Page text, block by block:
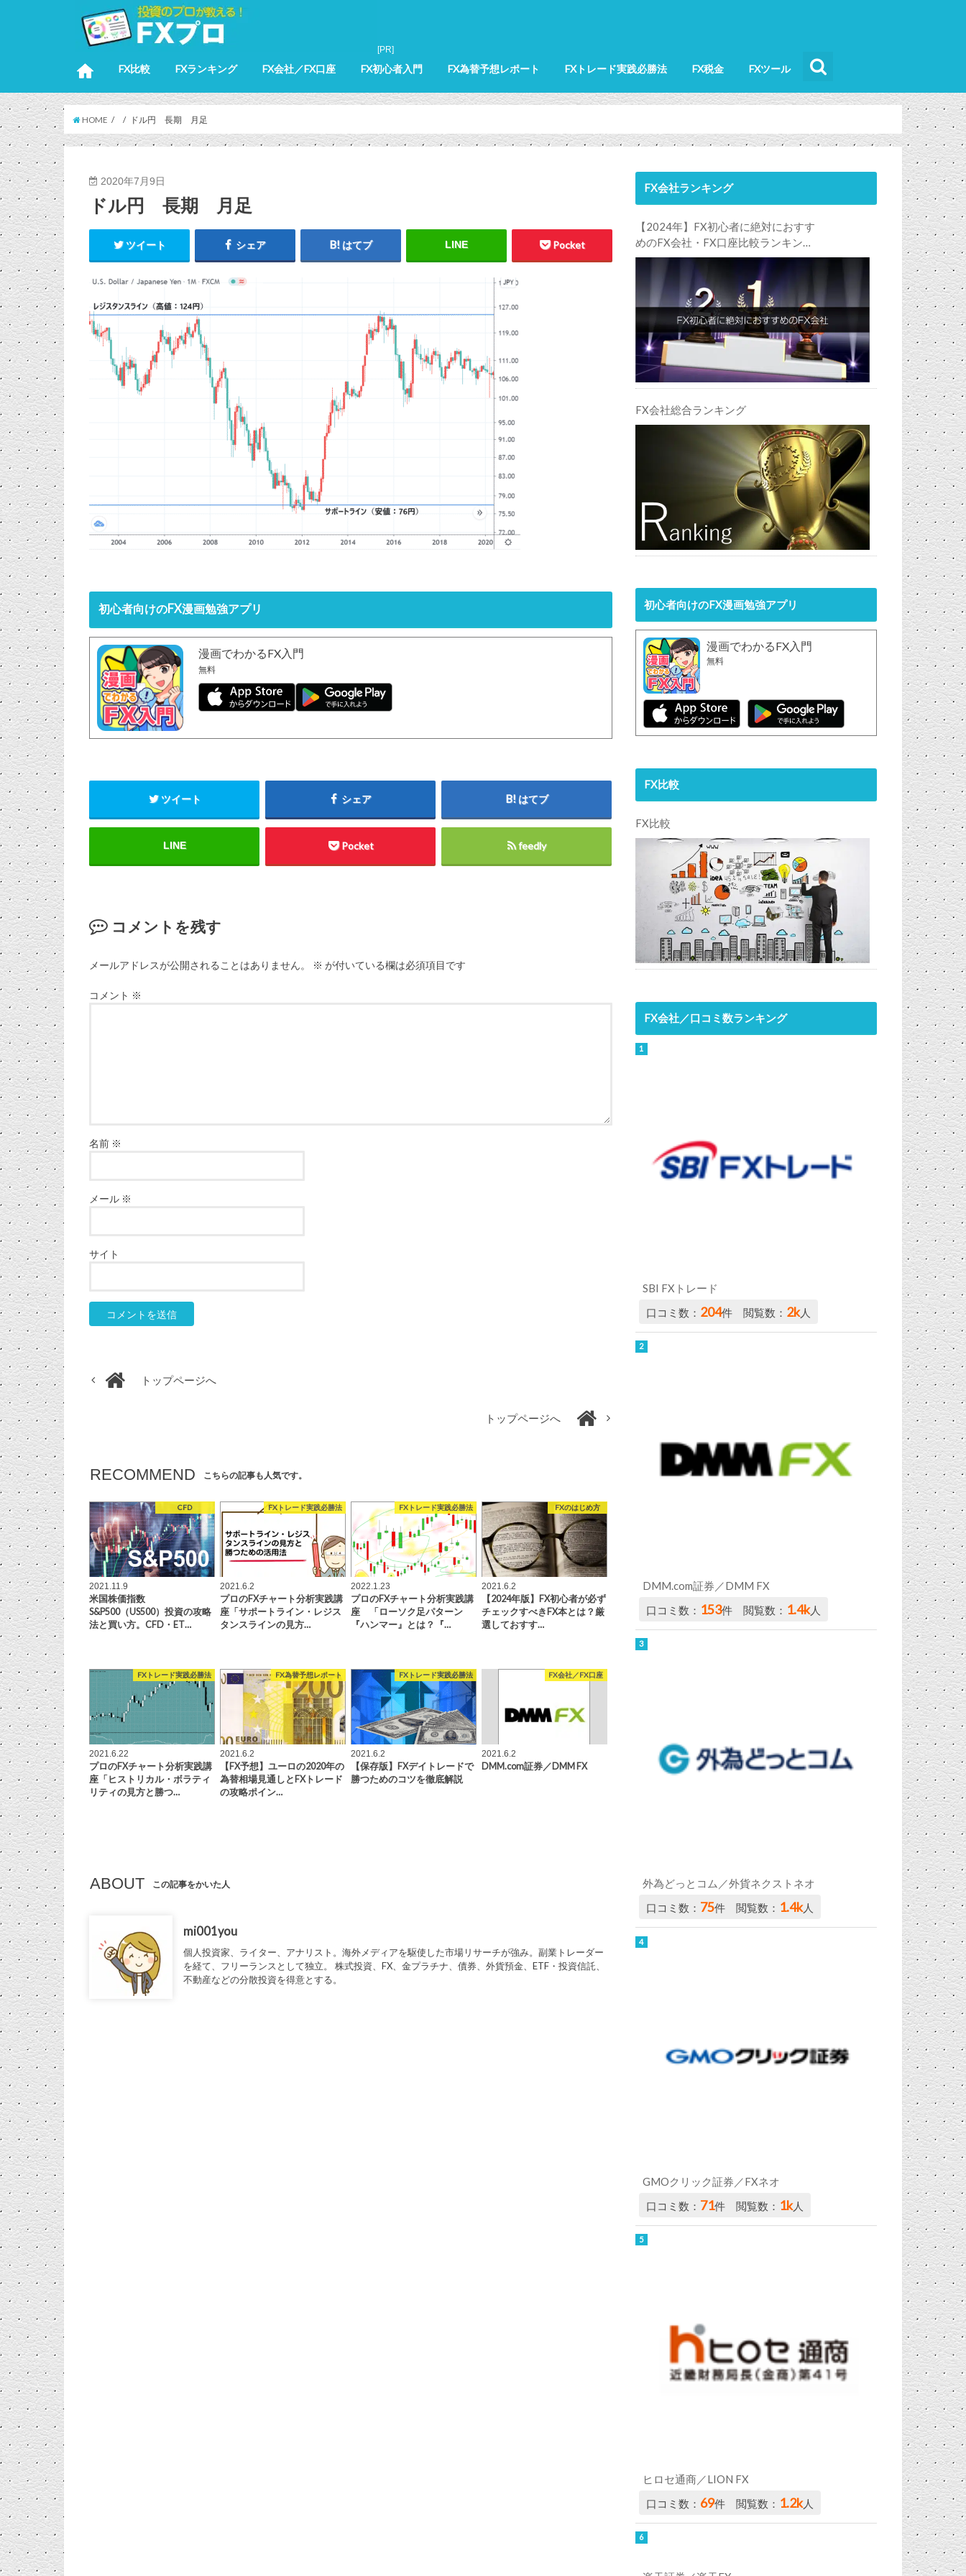
FX比較 FXランキング FX会社／FX口座 FX初心者入門 FX為替予想レポート FXトレード実践必勝法 FX税金 FXツール
HOME ドル円 長期 月足
2020年7月9日
ドル円 長期 月足
ツイート シェア はてブ LINE Pocket
初心者向けのFX漫画勉強アプリ
漫画でわかるFX入門
無料
ツイート シェア はてブ
LINE Pocket feedly
コメントを残す
メールアドレスが公開されることはありません。 ※ が付いている欄は必須項目です
コメント ※
名前 ※
メール ※
サイト
トップページへ
トップページへ
RECOMMEND こちらの記事も人気です。
CFD
2021.11.9
米国株価指数
S&P500（US500）投資の攻略
法と買い方。CFD・ET…
FXトレード実践必勝法
2021.6.2
プロのFXチャート分析実践講
座「サポートライン・レジス
タンスラインの見方…
FXトレード実践必勝法
2022.1.23
プロのFXチャート分析実践講
座 「ローソク足パターン
『ハンマー』とは？『…
FXのはじめ方
2021.6.2
【2024年版】FX初心者が必ず
チェックすべきFX本とは？厳
選しておすす…
FXトレード実践必勝法
2021.6.22
プロのFXチャート分析実践講
座「ヒストリカル・ボラティ
リティの見方と勝つ…
FX為替予想レポート
2021.6.2
【FX予想】ユーロの2020年の
為替相場見通しとFXトレード
の攻略ポイン…
FXトレード実践必勝法
2021.6.2
【保存版】FXデイトレードで
勝つためのコツを徹底解説
FX会社／FX口座
2021.6.2
DMM.com証券／DMM FX
ABOUT この記事をかいた人
mi001you
個人投資家、ライター、アナリスト。海外メディアを駆使した市場リサーチが強み。副業トレーダー
を経て、フリーランスとして独立。 株式投資、FX、金プラチナ、債券、外貨預金、ETF・投資信託、
不動産などの分散投資を得意とする。
FX会社ランキング
【2024年】FX初心者に絶対におすす
めのFX会社・FX口座比較ランキン
グ。FX初心者におすすめの理由・注
意点も合わせて解説します！
FX会社総合ランキング
初心者向けのFX漫画勉強アプリ
漫画でわかるFX入門
無料
FX比較
FX比較
FX会社／口コミ数ランキング
SBI FXトレード
口コミ数： 204件 閲覧数： 2k人
DMM.com証券／DMM FX
口コミ数： 153件 閲覧数： 1.4k人
外為どっとコム／外貨ネクストネオ
口コミ数： 75件 閲覧数： 1.4k人
GMOクリック証券／FXネオ
口コミ数： 71件 閲覧数： 1k人
ヒロセ通商／LION FX
口コミ数： 69件 閲覧数： 1.2k人